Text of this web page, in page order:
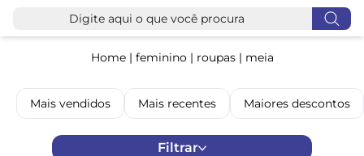
Home| feminino| roupas| meia
Mais vendidos Mais recentes Maiores descontos
Filtrar